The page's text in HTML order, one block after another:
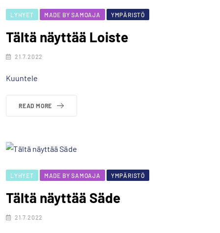
LYHYET MADE BY SAMOAJA YMPÄRISTÖ
Tältä näyttää Loiste
21.7.2022
Kuuntele
READ MORE
LYHYET MADE BY SAMOAJA YMPÄRISTÖ
Tältä näyttää Säde
21.7.2022